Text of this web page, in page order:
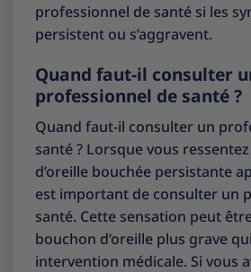
professionnel de santé si les
persistent ou s’aggravent.
Quand faut-il consulter
professionnel de santé ?
Quand faut-il consulter un
santé ? Lorsque vous
d’oreille bouchée persistante
est important de consulter un
santé. Cette sensation peut
bouchon d’oreille plus grave
intervention médicale. Si vous